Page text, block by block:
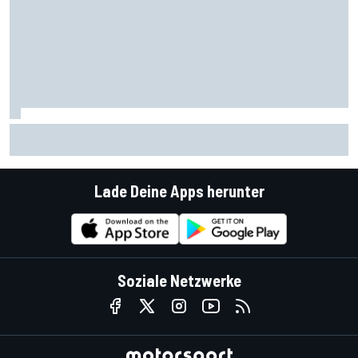
Lade Deine Apps herunter
Soziale Netzwerke